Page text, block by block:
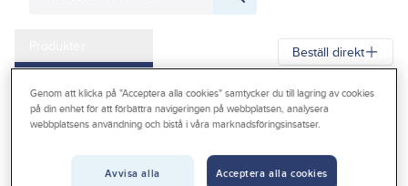
Outlet
Beställ direkt
Gelia Produkter Gelia El
Centraler och säkringar
Normprodukter
Normkapslingar och tillbehör
Genom att klicka på "Acceptera alla cookies" samtycker du till lagring av cookies
på din enhet för att förbättra navigeringen på webbplatsen, analysera
webbplatsens användning och bistå i våra marknadsföringsinsatser.
Avvisa alla Acceptera alla cookies